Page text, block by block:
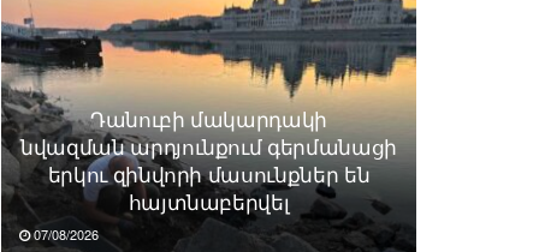
Դանուբի մակարդակի
նվազման արդյունքում գերմանացի
երկու զինվորի մասունքներ են
հայտնաբերվել
07/08/2026